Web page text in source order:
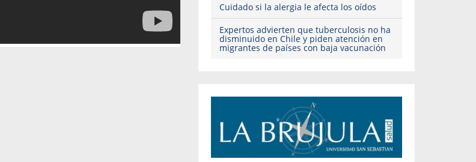
Cuidado si la alergia le afecta los oídos
Expertos advierten que tuberculosis no ha
disminuido en Chile y piden atención en
migrantes de países con baja vacunación